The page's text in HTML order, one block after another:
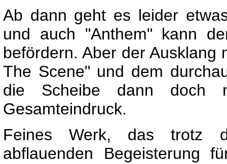
Ab dann geht es leider
und auch "Anthem" kann
befördern. Aber der
The Scene" und dem
die Scheibe dann doch
Gesamteindruck.
Feines Werk, das trotz
abflauenden Begeisterung